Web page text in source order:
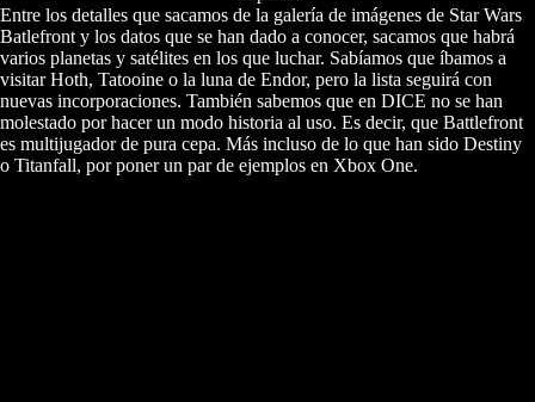
Entre los detalles que sacamos de la galería de imágenes de Star Wars
Batlefront y los datos que se han dado a conocer, sacamos que habrá
varios planetas y satélites en los que luchar. Sabíamos que íbamos a
visitar Hoth, Tatooine o la luna de Endor, pero la lista seguirá con
nuevas incorporaciones. También sabemos que en DICE no se han
molestado por hacer un modo historia al uso. Es decir, que Battlefront
es multijugador de pura cepa. Más incluso de lo que han sido Destiny
o Titanfall, por poner un par de ejemplos en Xbox One.